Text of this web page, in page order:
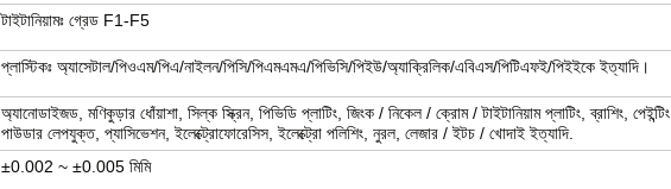
টাইটানিয়ামঃ গ্রেড F1-F5
প্লাস্টিকঃ অ্যাসেটাল/পিওএম/পিএ/নাইলন/পিসি/পিএমএমএ/পিভিসি/পিইউ/অ্যাক্রিলিক/এবিএস/পিটিএফই/পিইইকে ইত্যাদি।
অ্যানোডাইজড, মণিকুড়ার ধোঁয়াশা, সিল্ক স্ক্রিন, পিভিডি প্লাটিং, জিংক / নিকেল / ক্রোম / টাইটানিয়াম প্লাটিং, ব্রাশিং, পেইন্টিং,
পাউডার লেপযুক্ত, প্যাসিভেশন, ইলেক্ট্রোফোরেসিস, ইলেক্ট্রো পলিশিং, নুরল, লেজার / ইটচ / খোদাই ইত্যাদি.
±0.002 ~ ±0.005 মিমি